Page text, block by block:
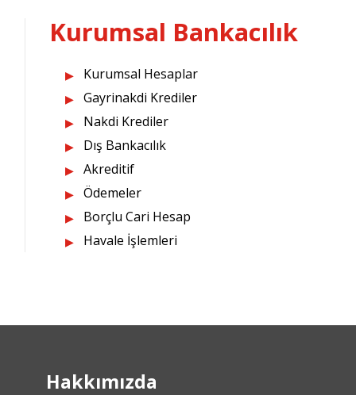
Kurumsal Bankacılık
Kurumsal Hesaplar
Gayrinakdi Krediler
Nakdi Krediler
Dış Bankacılık
Akreditif
Ödemeler
Borçlu Cari Hesap
Havale İşlemleri
Hakkımızda